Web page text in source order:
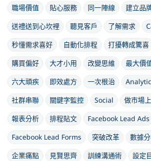
職場價值
貼心服務 同一陣線 建立品
送禮送到心坎裡
聽見客戶 了解需求
秒懂需求喜好
自動化排程 打擾轉成驚喜
購買偏好
大才小用 改變思維 最大價
六大頑疾
即效處方 一次根治
社群串聯
關鍵字監控 Social
做市場
報表分析
排程貼文
Facebook Lead Ads
Facebook Lead Forms
突破改革 數據
企業痛點
見賢思齊 訓練溝通術 設定